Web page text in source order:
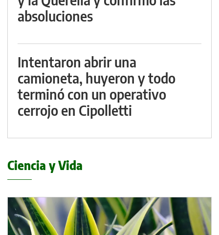
absoluciones
Intentaron abrir una
camioneta, huyeron y todo
terminó con un operativo
cerrojo en Cipolletti
Ciencia y Vida